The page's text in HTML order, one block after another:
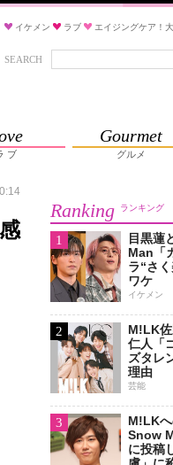
イケメン ラブ エイジングケア！
SEARCH
ブ
Gourmet
グルメ
Ranking ランキング
1
目黒蓮
Man「
ラ“さ
ワケ
イケメン
2
M!LK
仁人「
ズタレ
理由
芸能
3
M!LK
Snow
に投稿